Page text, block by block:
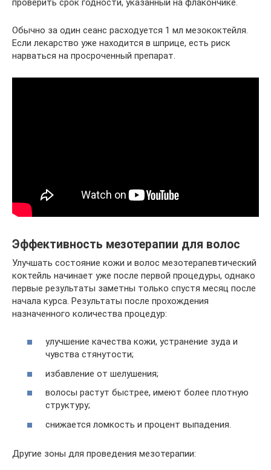
проверить срок годности, указанный на флакончике.
Обычно за один сеанс расходуется 1 мл мезококтейля.
Если лекарство уже находится в шприце, есть риск
нарваться на просроченный препарат.
Эффективность мезотерапии для волос
Улучшать состояние кожи и волос мезотерапевтический
коктейль начинает уже после первой процедуры, однако
первые результаты заметны только спустя месяц после
начала курса. Результаты после прохождения
назначенного количества процедур:
улучшение качества кожи, устранение зуда и
чувства стянутости;
избавление от шелушения;
волосы растут быстрее, имеют более плотную
структуру;
снижается ломкость и процент выпадения.
Другие зоны для проведения мезотерапии: